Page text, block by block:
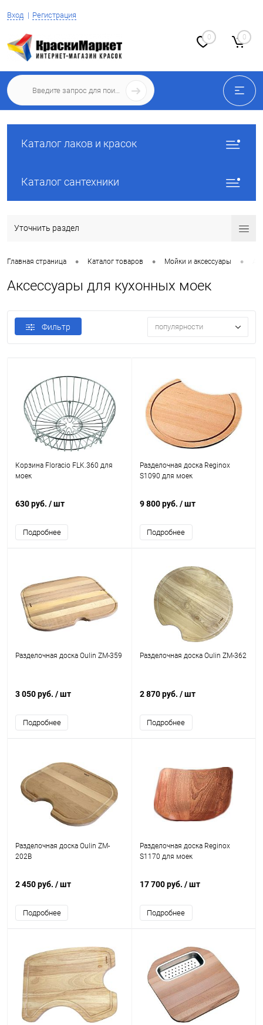
Вход Регистрация
0 0
Каталог лаков и красок
Каталог сантехники
Уточнить раздел
Главная страница • Каталог товаров • Мойки и аксессуары •
Аксессуары для кухонных моек
Фильтр популярности
Корзина Floracio FLK.360 для
моек
630 руб. / шт
Подробнее
Разделочная доска Reginox
S1090 для моек
9 800 руб. / шт
Подробнее
Разделочная доска Oulin ZM-359
3 050 руб. / шт
Подробнее
Разделочная доска Oulin ZM-362
2 870 руб. / шт
Подробнее
Разделочная доска Oulin ZM-
202B
2 450 руб. / шт
Подробнее
Разделочная доска Reginox
S1170 для моек
17 700 руб. / шт
Подробнее